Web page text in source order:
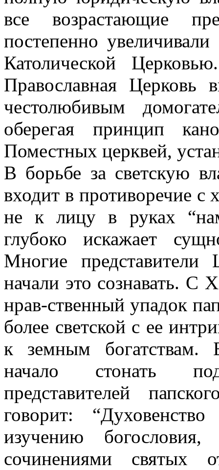
все возрастающие
постепенно
Католической
Православная Церковь
честолюбивым
оберегая принцип
Поместных церквей,
В борьбе за светскую
входит в противоречие
не к лицу в руках
глубоко искажает
Многие
начали это сознавать. С
нрав-ственный упадок
более светской с ее
к земным богатствам.
начало стонать
представителей
говорит:
изучению богословия,
сочинениями